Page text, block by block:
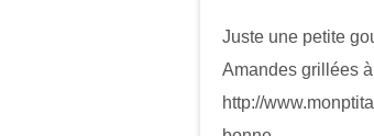
Juste une petite
Amandes grillées
http://